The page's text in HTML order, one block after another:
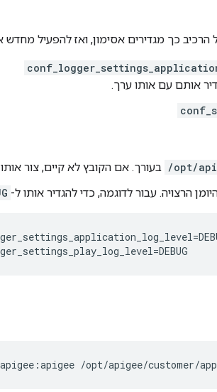
כך מגדירים אסימון, ואז להפעיל מחדש
אותם עם אותו ערך.
/opt/ בעורך. אם הקובץ לא קיים, צור
הרצויה. עבור לדוגמה, כדי להגדיר אותו ל-
apigee:apigee /opt/apigee/customer/